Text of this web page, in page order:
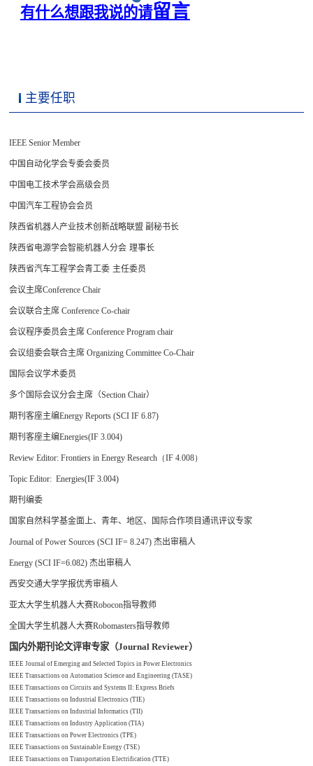
有什么想跟我说的请留言
主要任职
IEEE Senior Member
中国自动化学会专委会委员
中国电工技术学会高级会员
中国汽车工程协会会员
陕西省机器人产业技术创新战略联盟 副秘书长
陕西省电源学会智能机器人分会 理事长
陕西省汽车工程学会青工委 主任委员
会议主席Conference Chair
会议联合主席 Conference Co-chair
会议程序委员会主席 Conference Program chair
会议组委会联合主席 Organizing Committee Co-Chair
国际会议学术委员
多个国际会议分会主席（Section Chair）
期刊客座主编Energy Reports (SCI IF 6.87)
期刊客座主编Energies(IF 3.004)
Review Editor: Frontiers in Energy Research（IF 4.008）
Topic Editor:Energies(IF 3.004)
期刊编委
国家自然科学基金面上、青年、地区、国际合作项目通讯评议专家
Journal of Power Sources (SCI IF= 8.247)杰出审稿人
Energy (SCI IF=6.082)杰出审稿人
西安交通大学学报优秀审稿人
亚太大学生机器人大赛Robocon指导教师
全国大学生机器人大赛Robomasters指导教师
国内外期刊论文评审专家（Journal Reviewer）
IEEE Journal of Emerging and Selected Topics in Power Electronics
IEEE Transactions on Automation Science and Engineering (TASE)
IEEE Transactions on Circuits and Systems II: Express Briefs
IEEE Transactions on Industrial Electronics (TIE)
IEEE Transactions on Industrial Informatics (TII)
IEEE Transactions on Industry Application (TIA)
IEEE Transactions on Power Electronics (TPE)
IEEE Transactions on Sustainable Energy (TSE)
IEEE Transactions on Transportation Electrification (TTE)